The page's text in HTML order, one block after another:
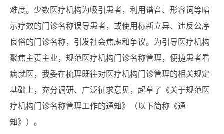
难度。少数医疗机构为吸引患者，利用谐音、形容词等暗
示疗效的门诊名称误导患者，或使用标新立异、违反公序
良俗的门诊名称，引发社会焦虑和争议。为引导医疗机构
聚焦主责主业，规范医疗机构门诊名称管理，便捷患者看
病就医，我委在梳理既往对医疗机构门诊管理的相关规定
基础上，充分调研、广泛征求意见，起草了《关于规范医
疗机构门诊名称管理工作的通知》（以下简称《通
知》）。